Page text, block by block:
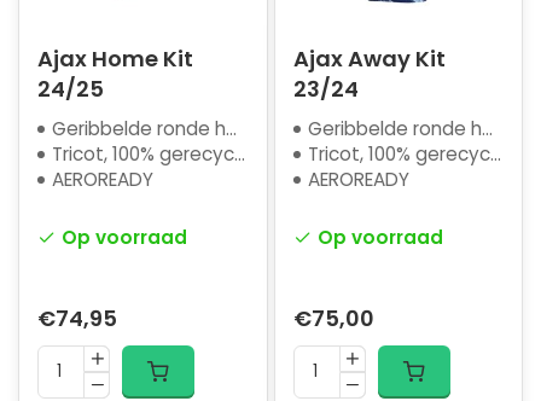
Ajax Home Kit
24/25
Geribbelde ronde hals
Tricot, 100% gerecycled polyester
AEROREADY
Op voorraad
€74,95
Ajax Away Kit
23/24
Geribbelde ronde hals
Tricot, 100% gerecycled polyester
AEROREADY
Op voorraad
€75,00